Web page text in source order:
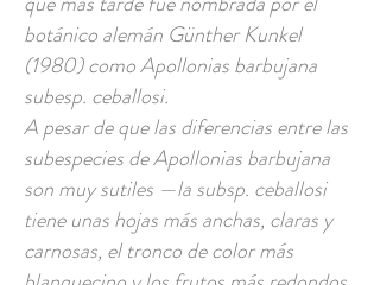
botánico alemán Günther Kunkel
(1980) como Apollonias barbujana
subesp. ceballosi.
A pesar de que las diferencias entre las
subespecies de Apollonias barbujana
son muy sutiles —la subsp. ceballosi
tiene unas hojas más anchas, claras y
carnosas, el tronco de color más